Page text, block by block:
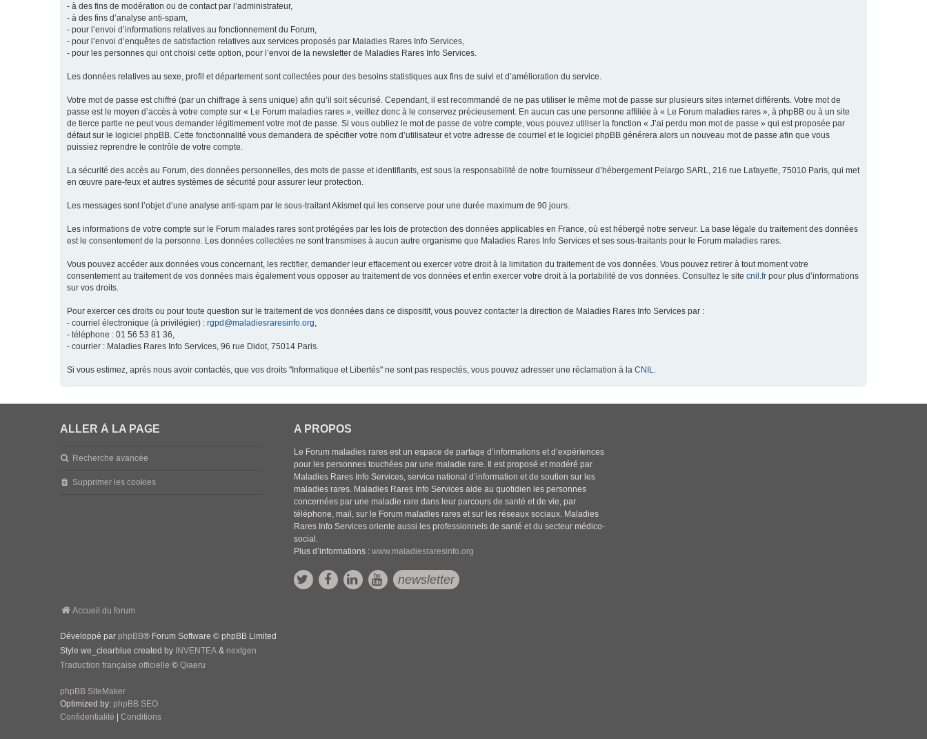
- à des fins de modération ou de contact par l’administrateur,
- à des fins d’analyse anti-spam,
- pour l’envoi d’informations relatives au fonctionnement du Forum,
- pour l’envoi d’enquêtes de satisfaction relatives aux services proposés par Maladies Rares Info Services,
- pour les personnes qui ont choisi cette option, pour l’envoi de la newsletter de Maladies Rares Info Services.
Les données relatives au sexe, profil et département sont collectées pour des besoins statistiques aux fins de suivi et d’amélioration du service.
Votre mot de passe est chiffré (par un chiffrage à sens unique) afin qu’il soit sécurisé. Cependant, il est recommandé de ne pas utiliser le même mot de passe sur plusieurs sites internet différents. Votre mot de
passe est le moyen d’accès à votre compte sur « Le Forum maladies rares », veillez donc à le conservez précieusement. En aucun cas une personne affiliée à « Le Forum maladies rares », à phpBB ou à un site
de tierce partie ne peut vous demander légitimement votre mot de passe. Si vous oubliez le mot de passe de votre compte, vous pouvez utiliser la fonction « J’ai perdu mon mot de passe » qui est proposée par
défaut sur le logiciel phpBB. Cette fonctionnalité vous demandera de spécifier votre nom d’utilisateur et votre adresse de courriel et le logiciel phpBB générera alors un nouveau mot de passe afin que vous
puissiez reprendre le contrôle de votre compte.
La sécurité des accès au Forum, des données personnelles, des mots de passe et identifiants, est sous la responsabilité de notre fournisseur d’hébergement Pelargo SARL, 216 rue Lafayette, 75010 Paris, qui met
en œuvre pare-feux et autres systèmes de sécurité pour assurer leur protection.
Les messages sont l’objet d’une analyse anti-spam par le sous-traitant Akismet qui les conserve pour une durée maximum de 90 jours.
Les informations de votre compte sur le Forum malades rares sont protégées par les lois de protection des données applicables en France, où est hébergé notre serveur. La base légale du traitement des données
est le consentement de la personne. Les données collectées ne sont transmises à aucun autre organisme que Maladies Rares Info Services et ses sous-traitants pour le Forum maladies rares.
Vous pouvez accéder aux données vous concernant, les rectifier, demander leur effacement ou exercer votre droit à la limitation du traitement de vos données. Vous pouvez retirer à tout moment votre
consentement au traitement de vos données mais également vous opposer au traitement de vos données et enfin exercer votre droit à la portabilité de vos données. Consultez le site cnil.fr pour plus d’informations
sur vos droits.
Pour exercer ces droits ou pour toute question sur le traitement de vos données dans ce dispositif, vous pouvez contacter la direction de Maladies Rares Info Services par :
- courriel électronique (à privilégier) : rgpd@maladiesraresinfo.org,
- téléphone : 01 56 53 81 36,
- courrier : Maladies Rares Info Services, 96 rue Didot, 75014 Paris.
Si vous estimez, après nous avoir contactés, que vos droits "Informatique et Libertés" ne sont pas respectés, vous pouvez adresser une réclamation à la CNIL.
ALLER À LA PAGE
Recherche avancée
Supprimer les cookies
A PROPOS
Le Forum maladies rares est un espace de partage d’informations et d’expériences
pour les personnes touchées par une maladie rare. Il est proposé et modéré par
Maladies Rares Info Services, service national d’information et de soutien sur les
maladies rares. Maladies Rares Info Services aide au quotidien les personnes
concernées par une maladie rare dans leur parcours de santé et de vie, par
téléphone, mail, sur le Forum maladies rares et sur les réseaux sociaux. Maladies
Rares Info Services oriente aussi les professionnels de santé et du secteur médico-
social.
Plus d’informations :www.maladiesraresinfo.org
newsletter
Accueil du forum
Développé par phpBB® Forum Software © phpBB Limited
Style we_clearblue created by INVENTEA & nextgen
Traduction française officielle © Qiaeru
phpBB SiteMaker
Optimized by: phpBB SEO
Confidentialité
Conditions